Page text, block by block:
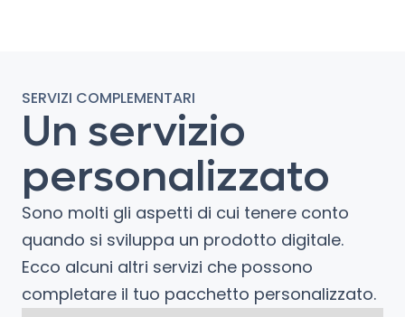
SERVIZI COMPLEMENTARI
Un servizio
personalizzato
Sono molti gli aspetti di cui tenere conto
quando si sviluppa un prodotto digitale.
Ecco alcuni altri servizi che possono
completare il tuo pacchetto personalizzato.